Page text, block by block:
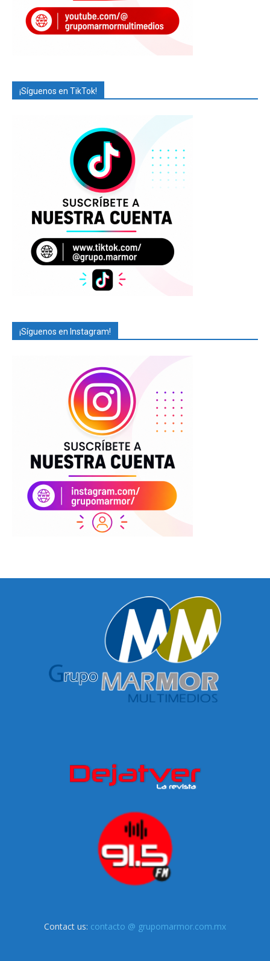
¡Síguenos en TikTok!
¡Síguenos en Instagram!
Contact us: contacto @ grupomarmor.com.mx